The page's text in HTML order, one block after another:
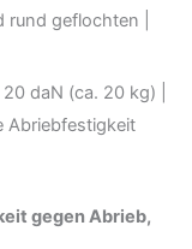
geflochten |
daN (ca. 20 kg) |
Abriebfestigkeit
gegen Abrieb,